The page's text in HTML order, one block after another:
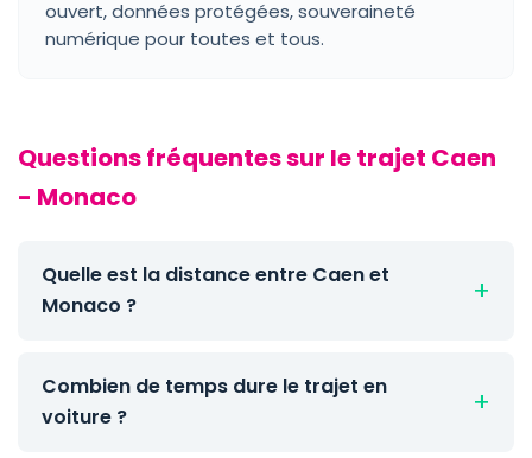
ouvert, données protégées, souveraineté
numérique pour toutes et tous.
Questions fréquentes sur le trajet Caen
- Monaco
Quelle est la distance entre Caen et
Monaco ?
Combien de temps dure le trajet en
voiture ?